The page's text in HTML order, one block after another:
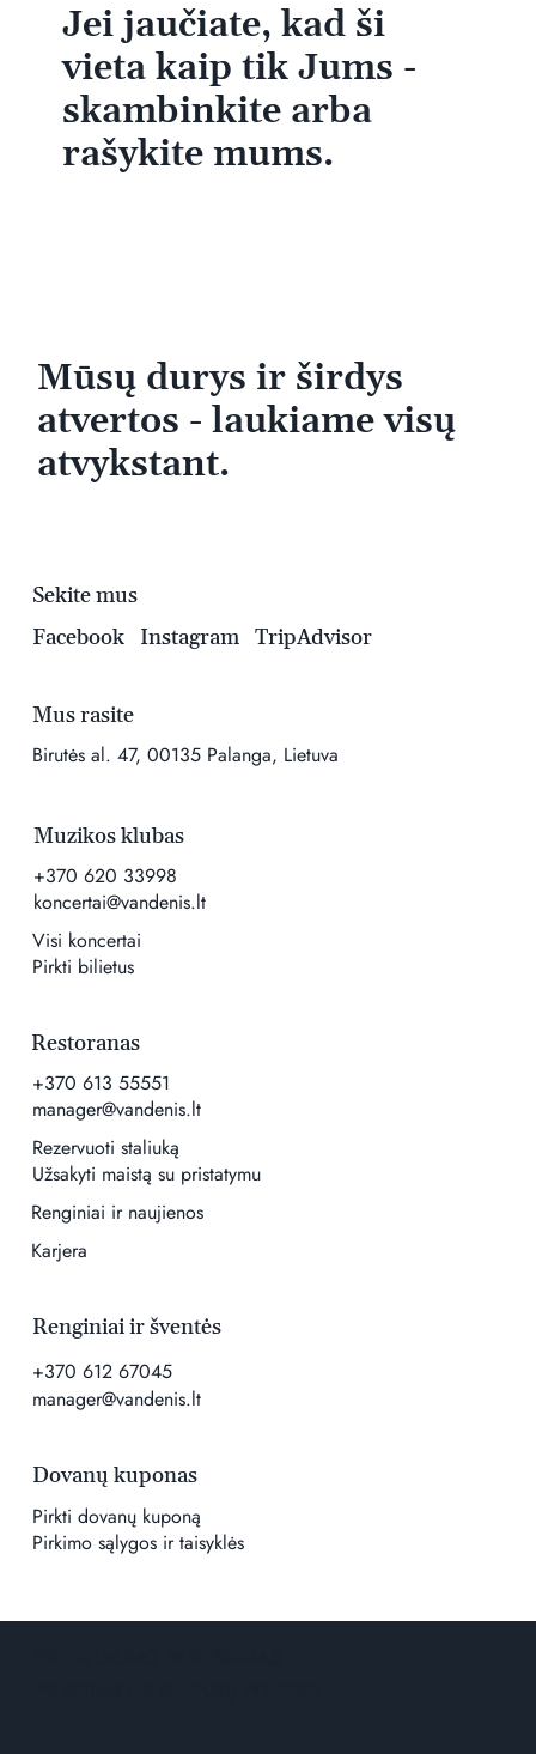
Jei jaučiate, kad ši
vieta kaip tik Jums -
skambinkite arba
rašykite mums.
Mūsų durys ir širdys
atvertos - laukiame visų
atvykstant.
Mus rasite
Birutės al. 47, 00135 Palanga, Lietuva
Muzikos klubas
+370 620 33998
koncertai@vandenis.lt
Visi koncertai
Pirkti bilietus
Renginiai ir šventės
+370 612 67045
manager@vandenis.lt
Restoranas
+370 613 55551
manager@vandenis.lt
Rezervuoti staliuką
Užsakyti maistą su pristatymu
Renginiai ir naujienos
Karjera
Sekite mus
Facebook
Instagram TripAdvisor
Dovanų kuponas
Pirkti dovanų kuponą
Pirkimo sąlygos ir taisyklės